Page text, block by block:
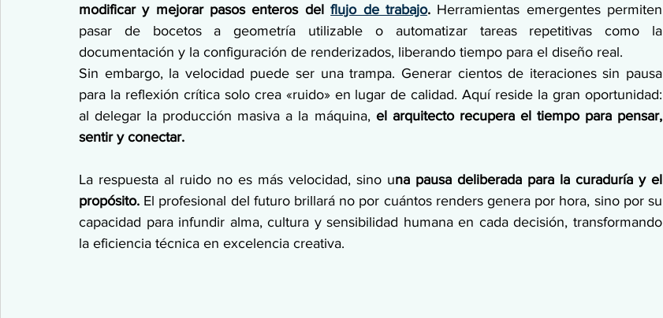
modificar y mejorar pasos enteros del flujo de trabajo. Herramientas emergentes permiten
pasar de bocetos a geometría utilizable o automatizar tareas repetitivas como la
documentación y la configuración de renderizados, liberando tiempo para el diseño real.
Sin embargo, la velocidad puede ser una trampa. Generar cientos de iteraciones sin pausa
para la reflexión crítica solo crea «ruido» en lugar de calidad. Aquí reside la gran oportunidad:
al delegar la producción masiva a la máquina, el arquitecto recupera el tiempo para pensar,
sentir y conectar.
La respuesta al ruido no es más velocidad, sino una pausa deliberada para la curaduría y el
propósito. El profesional del futuro brillará no por cuántos renders genera por hora, sino por su
capacidad para infundir alma, cultura y sensibilidad humana en cada decisión, transformando
la eficiencia técnica en excelencia creativa.